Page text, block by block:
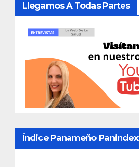
Llegamos A Todas Partes
Índice Panameño Panindex